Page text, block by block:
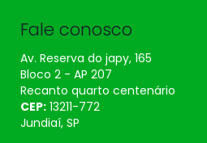
Fale conosco
Av. Reserva do japy, 165
Bloco 2 - AP 207
Recanto quarto centenário
CEP: 13211​-772
Jundiaí, SP